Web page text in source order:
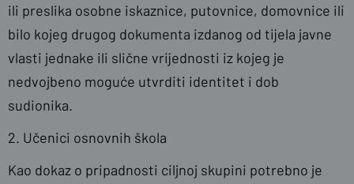
ili preslika osobne iskaznice, putovnice, domovnice ili
bilo kojeg drugog dokumenta izdanog od tijela javne
vlasti jednake ili slične vrijednosti iz kojeg je
nedvojbeno moguće utvrditi identitet i dob
sudionika.
2. Učenici osnovnih škola
Kao dokaz o pripadnosti ciljnoj skupini potrebno je